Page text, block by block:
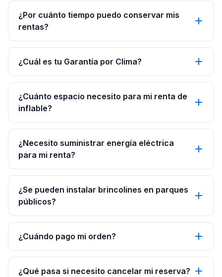
¿Por cuánto tiempo puedo conservar mis
rentas?
¿Cuál es tu Garantía por Clima?
¿Cuánto espacio necesito para mi renta de
inflable?
¿Necesito suministrar energía eléctrica
para mi renta?
¿Se pueden instalar brincolines en parques
públicos?
¿Cuándo pago mi orden?
¿Qué pasa si necesito cancelar mi reserva?